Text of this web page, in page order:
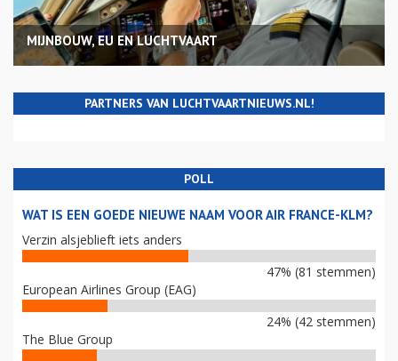
MIJNBOUW, EU EN LUCHTVAART
PARTNERS VAN LUCHTVAARTNIEUWS.NL!
POLL
WAT IS EEN GOEDE NIEUWE NAAM VOOR AIR FRANCE-KLM?
Verzin alsjeblieft iets anders
47% (81 stemmen)
European Airlines Group (EAG)
24% (42 stemmen)
The Blue Group